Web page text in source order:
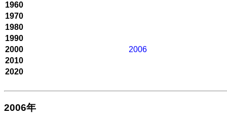
1960
1970
1980
1990
2000
2006
2010
2020
2006年